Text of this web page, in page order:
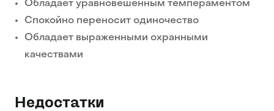
Обладает уравновешенным темпераментом
Спокойно переносит одиночество
Обладает выраженными охранными
качествами
Недостатки